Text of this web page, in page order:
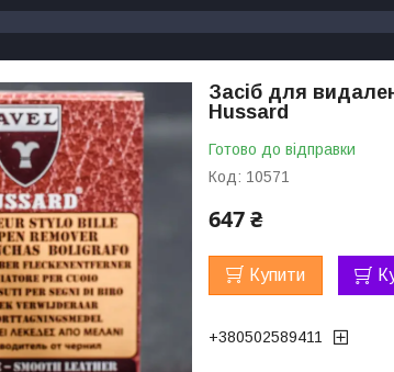
Засіб для
Hussard
Готово до відправки
Код: 10571
647 ₴
Купити
+380502589411